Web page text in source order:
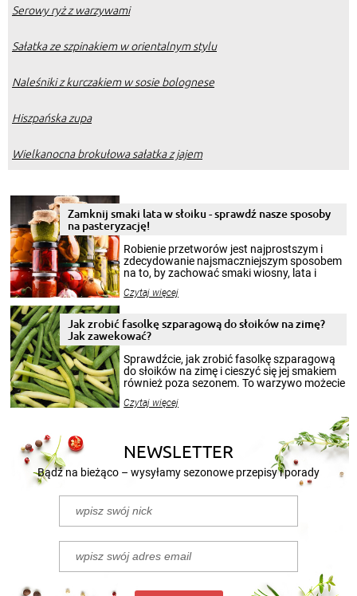
Serowy ryż z warzywami
Sałatka ze szpinakiem w orientalnym stylu
Naleśniki z kurczakiem w sosie bolognese
Hiszpańska zupa
Wielkanocna brokułowa sałatka z jajem
Zamknij smaki lata w słoiku - sprawdź nasze sposoby
na pasteryzację!
Robienie przetworów jest najprostszym i
zdecydowanie najsmaczniejszym sposobem
na to, by zachować smaki wiosny, lata i
krajobrazów, by cieszyć nimi oko w sezonie
pełni poczuć atmosferę cieplejszych
miesięcy. Przygotowanie słoików ze
smakowitą zawartością musi obejmować
patenty, które pozwolą zachować świeżość
przetworów.
Czytaj więcej
Jak zrobić fasolkę szparagową do słoików na zimę?
Jak zawekować?
Sprawdźcie, jak zrobić fasolkę szparagową
do słoików na zimę i cieszyć się jej smakiem
również poza sezonem. To warzywo możecie
nasze propozycje!
Czytaj więcej
NEWSLETTER
Bądź na bieżąco – wysyłamy sezonowe przepisy i porady